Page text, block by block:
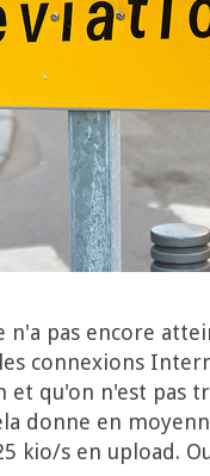
n'a pas encore
connexions
qu'on n'est pas
donne en
kio/s en upload.